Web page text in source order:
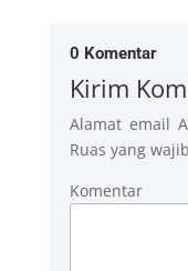
0 Komentar
Kirim
Alamat email
Ruas yang